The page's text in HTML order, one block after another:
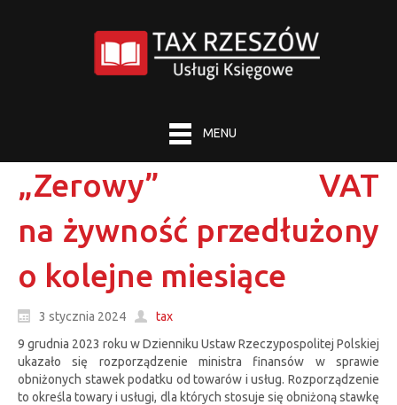
MENU
„Zerowy” VAT
na żywność przedłużony
o kolejne miesiące
3 stycznia 2024
tax
9 grudnia 2023 roku w Dzienniku Ustaw Rzeczypospolitej Polskiej
ukazało się rozporządzenie ministra finansów w sprawie
obniżonych stawek podatku od towarów i usług. Rozporządzenie
to określa towary i usługi, dla których stosuje się obniżoną stawkę